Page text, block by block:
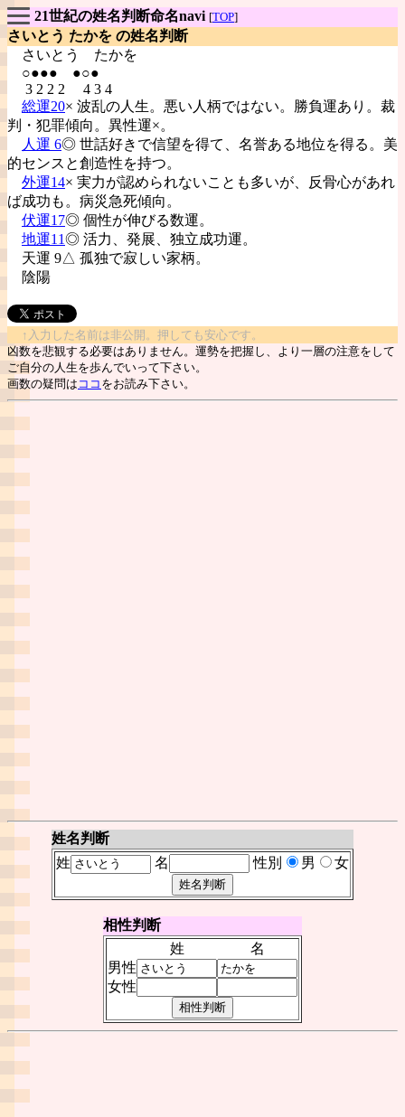
21世紀の姓名判断命名navi [TOP]
さいとう たかを の姓名判断
さいとう たかを
○●●● ●○●
3 2 2 2 4 3 4
総運20× 波乱の人生。悪い人柄ではない。勝負運あり。裁
判・犯罪傾向。異性運×。
人運 6◎ 世話好きで信望を得て、名誉ある地位を得る。美
的センスと創造性を持つ。
外運14× 実力が認められないことも多いが、反骨心があれ
ば成功も。病災急死傾向。
伏運17◎ 個性が伸びる数運。
地運11◎ 活力、発展、独立成功運。
天運 9△ 孤独で寂しい家柄。
陰陽
↑入力した名前は非公開。押しても安心です。
凶数を悲観する必要はありません。運勢を把握し、より一層の注意をして
ご自分の人生を歩んでいって下さい。
画数の疑問は ココ をお読み下さい。
姓名判断
姓
名 性別 男 女
相性判断
姓
名
男性
女性